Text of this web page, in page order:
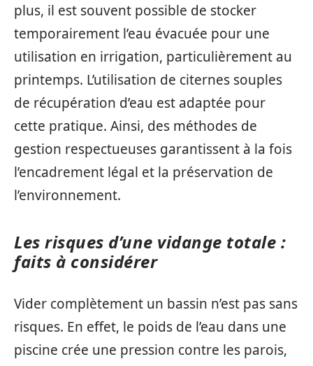
plus, il est souvent possible de stocker
temporairement l’eau évacuée pour une
utilisation en irrigation, particulièrement au
printemps. L’utilisation de citernes souples
de récupération d’eau est adaptée pour
cette pratique. Ainsi, des méthodes de
gestion respectueuses garantissent à la fois
l’encadrement légal et la préservation de
l’environnement.
Les risques d’une vidange totale :
faits à considérer
Vider complètement un bassin n’est pas sans
risques. En effet, le poids de l’eau dans une
piscine crée une pression contre les parois,